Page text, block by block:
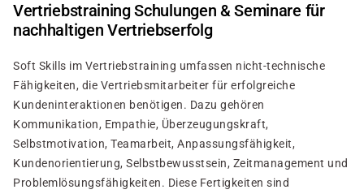
Vertriebstraining Schulungen & Seminare für
nachhaltigen Vertriebserfolg
Soft Skills im Vertriebstraining umfassen nicht-technische
Fähigkeiten, die Vertriebsmitarbeiter für erfolgreiche
Kundeninteraktionen benötigen. Dazu gehören
Kommunikation, Empathie, Überzeugungskraft,
Selbstmotivation, Teamarbeit, Anpassungsfähigkeit,
Kundenorientierung, Selbstbewusstsein, Zeitmanagement und
Problemlösungsfähigkeiten. Diese Fertigkeiten sind